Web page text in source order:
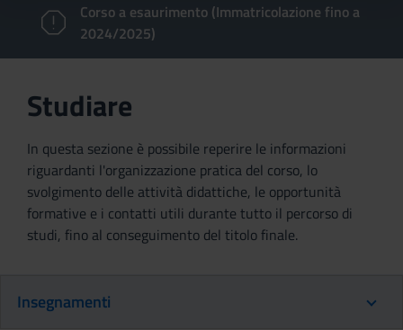
Corso a esaurimento (Immatricolazione fino a
2024/2025)
Studiare
In questa sezione è possibile reperire le informazioni
riguardanti l'organizzazione pratica del corso, lo
svolgimento delle attività didattiche, le opportunità
formative e i contatti utili durante tutto il percorso di
studi, fino al conseguimento del titolo finale.
Insegnamenti